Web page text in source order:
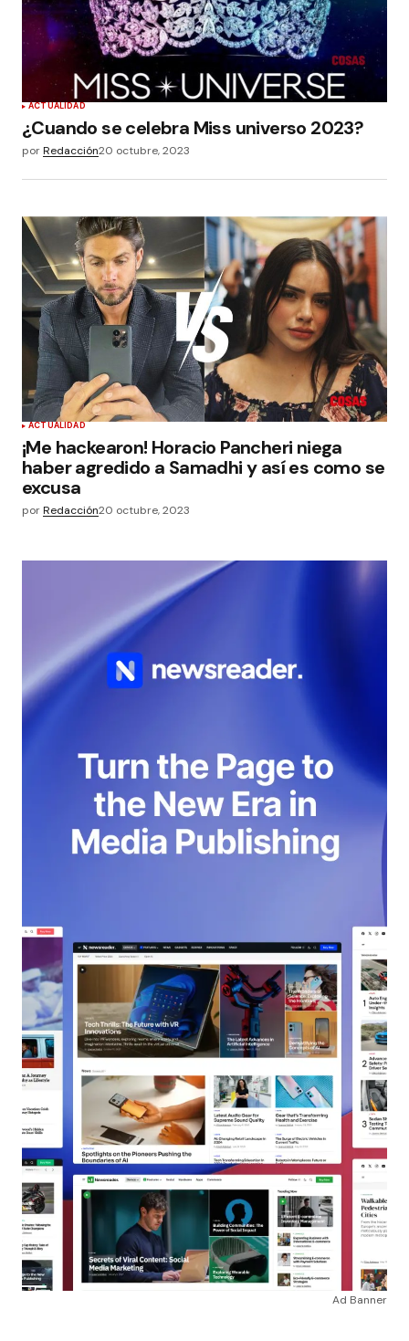
ACTUALIDAD
¿Cuando se celebra Miss universo 2023?
porRedacción20 octubre, 2023
ACTUALIDAD
¡Me hackearon! Horacio Pancheri niega
haber agredido a Samadhi y así es como se
excusa
porRedacción20 octubre, 2023
Ad Banner